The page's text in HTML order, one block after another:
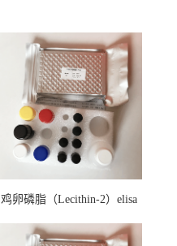
鸡卵磷脂（Lecithin-2）elisa